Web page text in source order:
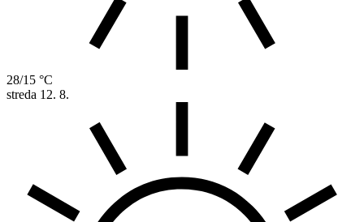
28/15 °C
streda 12. 8.